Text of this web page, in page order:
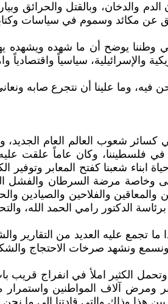
والدخان، وبالقتل والحرائق
مكائد وسموم في سياسات
وطننا يوضح أن ما شهده ويشهده
والإسرائيلية، سياسياً
في فلسطيننا، وكان عاماً علقت
ابناء شعبنا كفتح المعابر
وخاصة مرضة السرطان والفشل
والمعاقين والفلاحين والصيادين
الدكتور رامي الحمد الله،
ونشهد صرخات الاحتجاج
وتحمل الكثير املأ في انفراج
آلاف المواطنين واستمرار